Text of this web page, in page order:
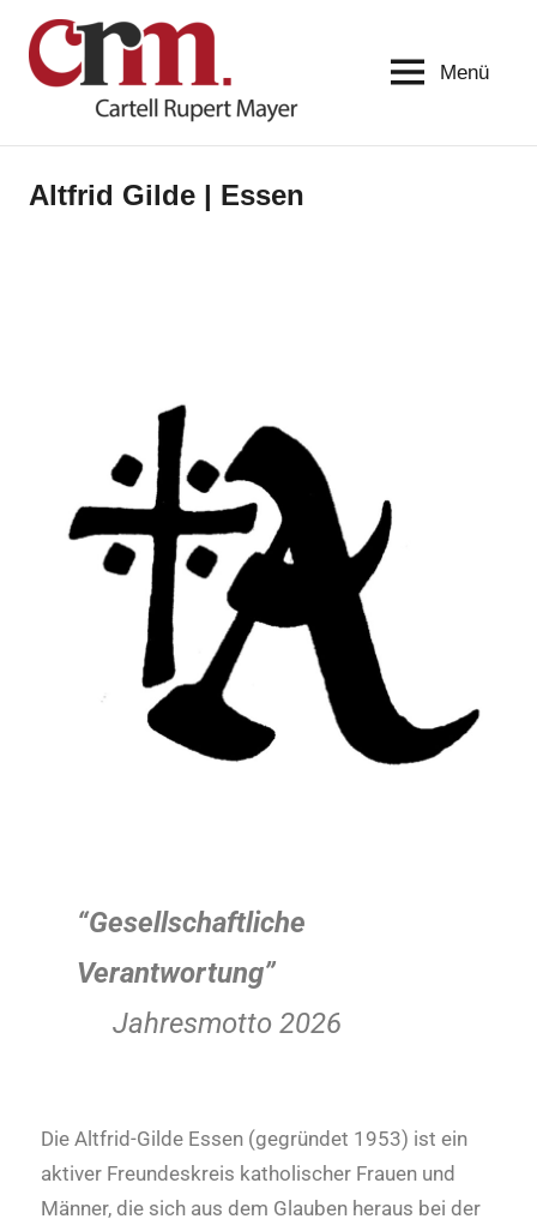
Cartell-
Begegnen.
Bewegen.
Menü
Altfrid Gilde | Essen
“Gesellschaftliche
Verantwortung”
Jahresmotto 2026
Die Altfrid-Gilde Essen (gegründet 1953) ist ein
aktiver Freundeskreis katholischer Frauen und
Männer, die sich aus dem Glauben heraus bei der